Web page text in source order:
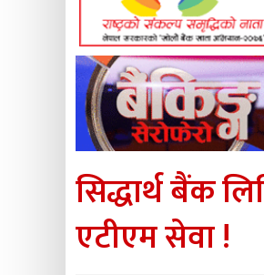
सिद्धार्थ बैंक
एटीएम सेवा !